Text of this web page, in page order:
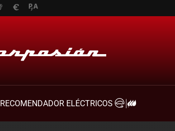
RECOMENDADOR ELÉCTRICOS